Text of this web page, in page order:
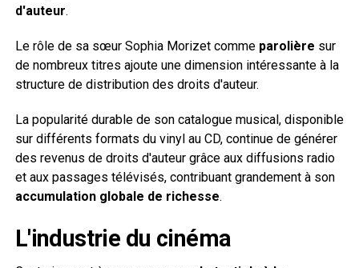
d'auteur.
Le rôle de sa sœur Sophia Morizet comme parolière sur
de nombreux titres ajoute une dimension intéressante à la
structure de distribution des droits d'auteur.
La popularité durable de son catalogue musical, disponible
sur différents formats du vinyl au CD, continue de générer
des revenus de droits d'auteur grâce aux diffusions radio
et aux passages télévisés, contribuant grandement à son
accumulation globale de richesse.
L'industrie du cinéma